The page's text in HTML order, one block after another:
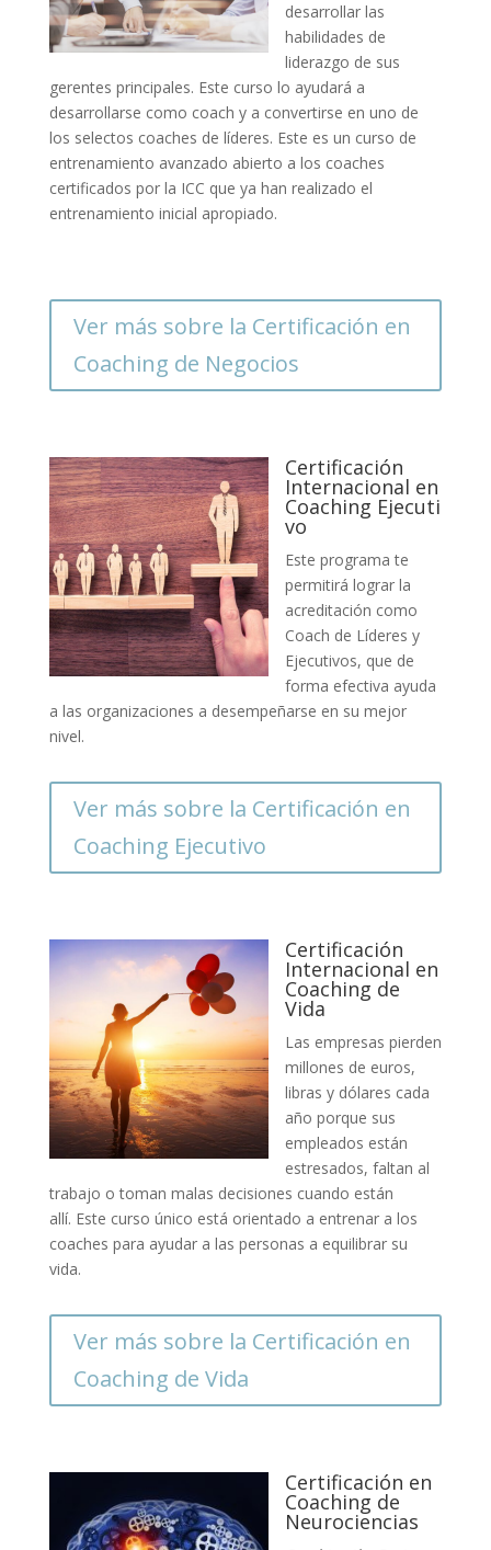
desarrollar las
habilidades de
liderazgo de sus
gerentes principales. Este curso lo ayudará a
desarrollarse como coach y a convertirse en uno de
los selectos coaches de líderes. Este es un curso de
entrenamiento avanzado abierto a los coaches
certificados por la ICC que ya han realizado el
entrenamiento inicial apropiado.
Ver más sobre la Certificación en
Coaching de Negocios
Certificación
Internacional en
Coaching Ejecuti
vo
Este programa te
permitirá lograr la
acreditación como
Coach de Líderes y
Ejecutivos, que de
forma efectiva ayuda
a las organizaciones a desempeñarse en su mejor
nivel.
Ver más sobre la Certificación en
Coaching Ejecutivo
Certificación
Internacional en
Coaching de
Vida
Las empresas pierden
millones de euros,
libras y dólares cada
año porque sus
empleados están
estresados, faltan al
trabajo o toman malas decisiones cuando están
allí. Este curso único está orientado a entrenar a los
coaches para ayudar a las personas a equilibrar su
vida.
Ver más sobre la Certificación en
Coaching de Vida
Certificación en
Coaching de
Neurociencias